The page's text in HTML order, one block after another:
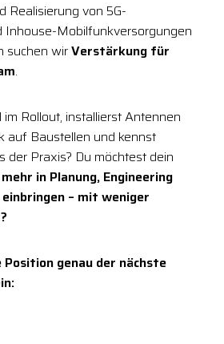
Realisierung von 5G-
Inhouse-Mobilfunkversorgungen
suchen wirVerstärkung für
.
Rollout, installierst Antennen
auf Baustellen und kennst
der Praxis? Du möchtest dein
mehr in Planung, Engineering
– mit weniger
Position genau der nächste